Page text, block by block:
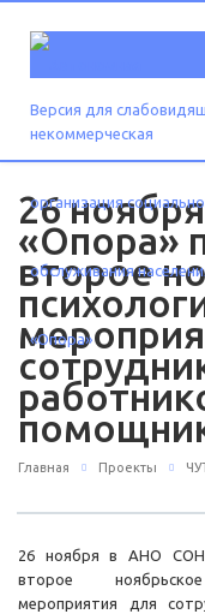
Версия для
26
«Опора»
второе
Главная Проекты
26 ноября в АНО СОН
второе ноябрьское
мероприятия для